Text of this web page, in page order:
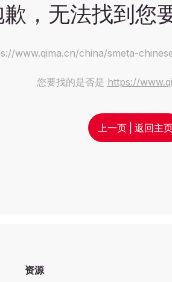
，无法找到您
www.qima.cn/china/smeta-
您要找的是否是 https://
上一页 返回主
资源